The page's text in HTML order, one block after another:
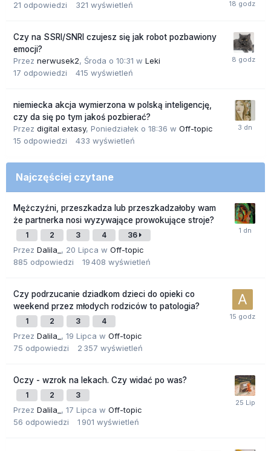
21 odpowiedzi 321 wyświetleń
Czy na SSRI/SNRI czujesz się jak robot pozbawiony
emocji?
Przez nerwusek2, Środa o 10:31 w Leki
17 odpowiedzi 415 wyświetleń
niemiecka akcja wymierzona w polską inteligencję,
czy da się po tym jakoś pozbierać?
Przez digital extasy, Poniedziałek o 18:36 w Off-topic
15 odpowiedzi 433 wyświetleń
Najczęściej czytane
Mężczyźni, przeszkadza lub przeszkadzałoby wam
że partnerka nosi wyzywające prowokujące stroje?
1 2 3 4 36
Przez Dalila_ , 20 Lipca w Off-topic
885 odpowiedzi 19 408 wyświetleń
Czy podrzucanie dziadkom dzieci do opieki co
weekend przez młodych rodziców to patologia?
1 2 3 4
Przez Dalila_ , 19 Lipca w Off-topic
75 odpowiedzi 2 357 wyświetleń
Oczy - wzrok na lekach. Czy widać po was?
1 2 3
Przez Dalila_ , 17 Lipca w Off-topic
56 odpowiedzi 1 901 wyświetleń